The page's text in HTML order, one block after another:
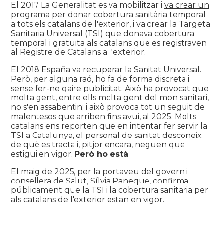
El 2017 La Generalitat es va mobilitzar i va crear un
programa per donar cobertura sanitària temporal
a tots els catalans de l'exterior, i va crear la Targeta
Sanitaria Universal (TSI) que donava cobertura
temporal i gratuïta als catalans que es registraven
al Registre de Catalans a l'exterior.
El 2018 España va recuperar la Sanitat Universal .
Però, per alguna raó, ho fa de forma discreta i
sense fer-ne gaire publicitat. Això ha provocat que
molta gent, entre ells molta gent del mon sanitari,
no s'en assabentin; i això provoca tot un seguit de
malentesos que arriben fins avui, al 2025. Molts
catalans ens reporten que en intentar fer servir la
TSI a Catalunya, el personal de sanitat desconeix
de què es tracta i, pitjor encara, neguen que
estigui en vigor. Però ho està
El maig de 2025, per la portaveu del govern i
consellera de Salut, Sílvia Paneque, confirma
públicament que la TSI i la cobertura sanitaria per
als catalans de l'exterior estan en vigor.